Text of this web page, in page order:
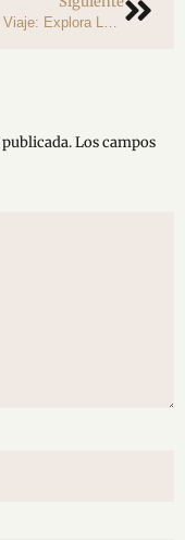
Eleva Tu Viaje: Explora La Fusión De Hoteles De Lujo Y Conciencia Ecológica En Guatapé
Los campos